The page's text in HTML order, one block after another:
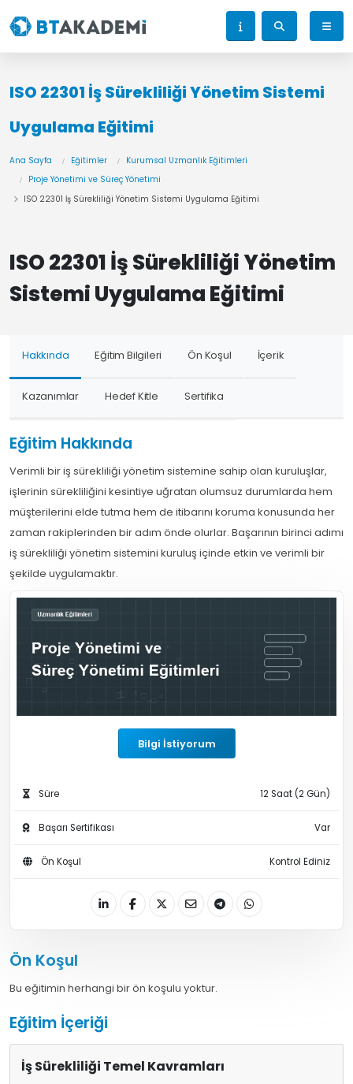
ISO 22301 İş Sürekliliği Yönetim Sistemi
Uygulama Eğitimi
Ana Sayfa Eğitimler
Kurumsal Uzmanlık Eğitimleri
Proje Yönetimi ve Süreç Yönetimi
ISO 22301 İş Sürekliliği Yönetim Sistemi Uygulama Eğitimi
ISO 22301 İş Sürekliliği Yönetim
Sistemi Uygulama Eğitimi
Hakkında Eğitim Bilgileri Ön Koşul İçerik
Kazanımlar Hedef Kitle Sertifika
Eğitim Hakkında
Verimli bir iş sürekliliği yönetim sistemine sahip olan kuruluşlar,
işlerinin sürekliliğini kesintiye uğratan olumsuz durumlarda hem
müşterilerini elde tutma hem de itibarını koruma konusunda her
zaman rakiplerinden bir adım önde olurlar. Başarının birinci adımı
iş sürekliliği yönetim sistemini kuruluş içinde etkin ve verimli bir
şekilde uygulamaktır.
Bilgi İstiyorum
Süre 12 Saat (2 Gün)
Başarı Sertifikası Var
Ön Koşul Kontrol Ediniz
Ön Koşul
Bu eğitimin herhangi bir ön koşulu yoktur.
Eğitim İçeriği
İş Sürekliliği Temel Kavramları